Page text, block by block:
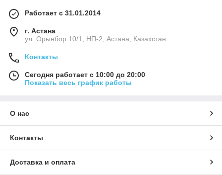
Работает с 31.01.2014
г. Астана
ул. Орынбор 10/1, НП-2, Астана, Казахстан
Контакты
Сегодня работает с 10:00 до 20:00
Показать весь график работы
О нас
Контакты
Доставка и оплата